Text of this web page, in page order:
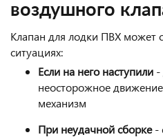
воздушного
Клапан для лодки ПВХ может
ситуациях:
Если на него наступили -
неосторожное
механизм
При неудачной сборке-